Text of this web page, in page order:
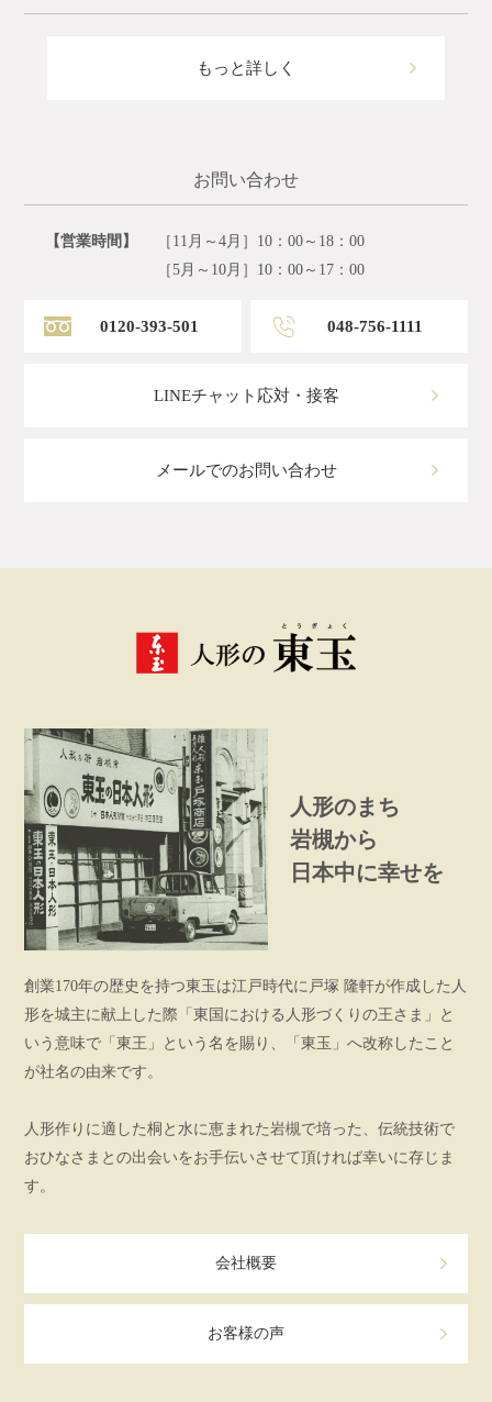
もっと詳しく
お問い合わせ
【営業時間】
［11月～4月］10：00～18：00
［5月～10月］10：00～17：00
0120-393-501 048-756-1111
LINEチャット応対・接客
メールでのお問い合わせ
人形のまち
岩槻から
日本中に幸せを
創業170年の歴史を持つ東玉は江戸時代に戸塚 隆軒が作成した人
形を城主に献上した際「東国における人形づくりの王さま」と
いう意味で「東王」という名を賜り、「東玉」へ改称したこと
が社名の由来です。
人形作りに適した桐と水に恵まれた岩槻で培った、伝統技術で
おひなさまとの出会いをお手伝いさせて頂ければ幸いに存じま
す。
会社概要
お客様の声